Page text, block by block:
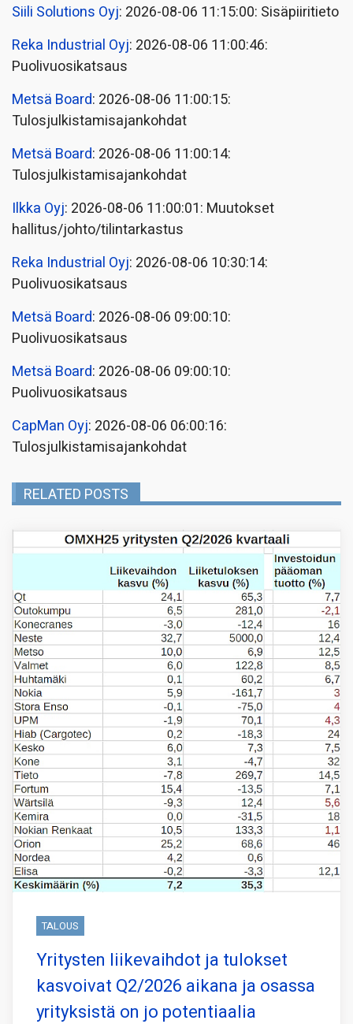
Siili Solutions Oyj: 2026-08-06 11:15:00: Sisäpiiritieto
Reka Industrial Oyj: 2026-08-06 11:00:46:
Puolivuosikatsaus
Metsä Board: 2026-08-06 11:00:15:
Tulosjulkistamisajankohdat
Metsä Board: 2026-08-06 11:00:14:
Tulosjulkistamisajankohdat
Ilkka Oyj: 2026-08-06 11:00:01: Muutokset
hallitus/johto/tilintarkastus
Reka Industrial Oyj: 2026-08-06 10:30:14:
Puolivuosikatsaus
Metsä Board: 2026-08-06 09:00:10:
Puolivuosikatsaus
Metsä Board: 2026-08-06 09:00:10:
Puolivuosikatsaus
CapMan Oyj: 2026-08-06 06:00:16:
Tulosjulkistamisajankohdat
RELATED POSTS
TALOUS
Yritysten liikevaihdot ja tulokset
kasvoivat Q2/2026 aikana ja osassa
yrityksistä on jo potentiaalia